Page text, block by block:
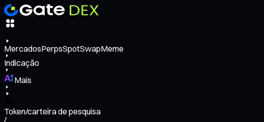
MercadosPerpsSpotSwapMeme
Indicação
Mais
Token/carteira de pesquisa
/